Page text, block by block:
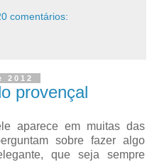
comentários:
2012
provençal
aparece em muitas das
sobre fazer algo
que seja sempre